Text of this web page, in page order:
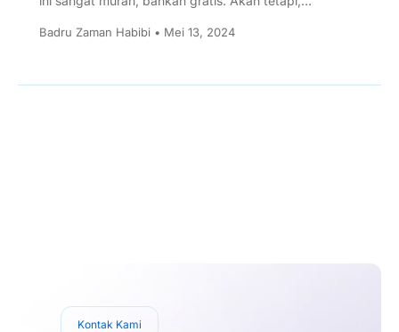
Badru Zaman Habibi • Mei 13, 2024
Kontak Kami